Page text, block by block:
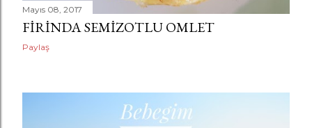
Mayıs 08, 2017
FIRINDA SEMIZOTLU OMLET
Paylaş